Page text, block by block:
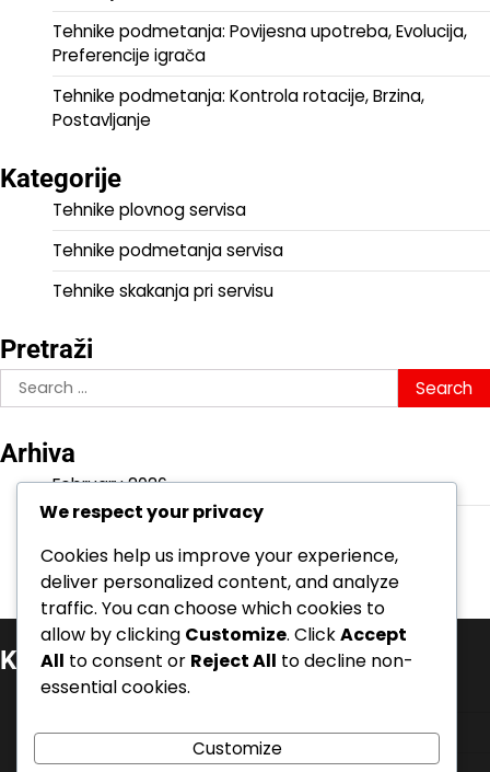
Tehnike podmetanja: Povijesna upotreba, Evolucija,
Preferencije igrača
Tehnike podmetanja: Kontrola rotacije, Brzina,
Postavljanje
Kategorije
Tehnike plovnog servisa
Tehnike podmetanja servisa
Tehnike skakanja pri servisu
Pretraži
Search
for:
Arhiva
February 2026
January 2026
Kategorije
Tehnike plovnog servisa
Tehnike podmetanja servisa
We respect your privacy
Cookies help us improve your experience,
deliver personalized content, and analyze
traffic. You can choose which cookies to
allow by clicking Customize. ClickAccept
All to consent or Reject All to decline non-
essential cookies.
Customize